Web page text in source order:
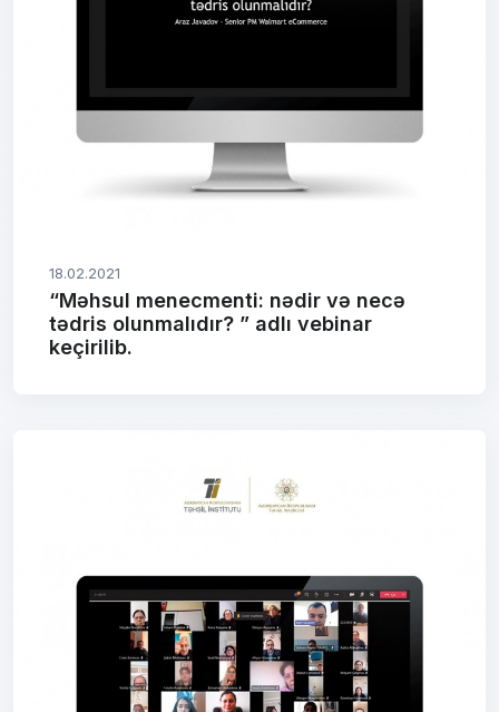
18.02.2021
“Məhsul menecmenti: nədir və necə
tədris olunmalıdır? ” adlı vebinar
keçirilib.